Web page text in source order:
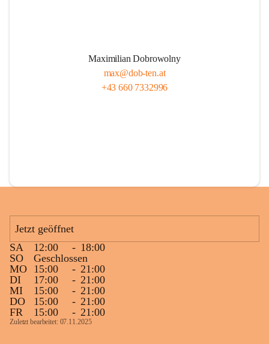
Maximilian Dobrowolny
max@dob-ten.at
+43 660 7332996
Jetzt geöffnet
SA
12:00 - 18:00
SO
Geschlossen
MO 15:00 - 21:00
DI
17:00 - 21:00
MI
15:00 - 21:00
DO
15:00 - 21:00
FR
15:00 - 21:00
Zuletzt bearbeitet: 07.11.2025